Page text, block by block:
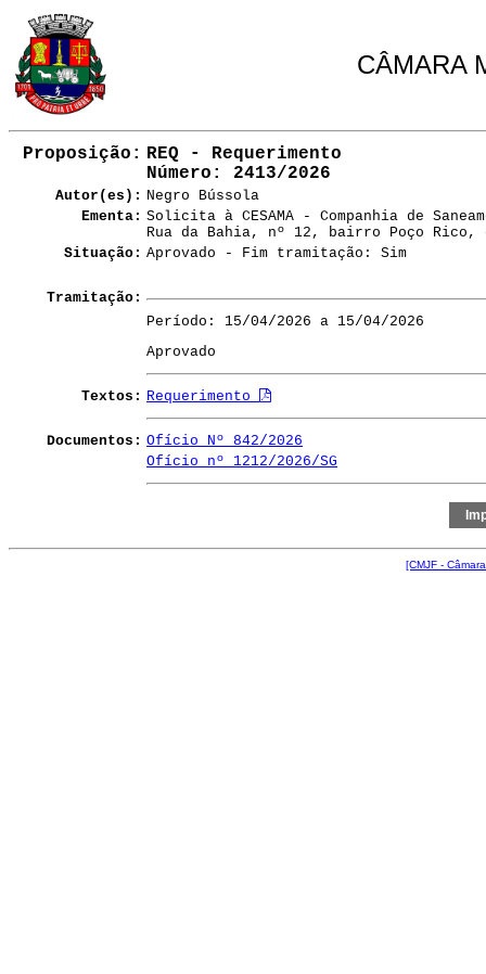
CÂMARA
Proposição: REQ - Requerimento
Número : 2413/2026
Autor(es): Negro Bússola
Ementa: Solicita à CESAMA - Companhia de
Rua da Bahia, nº 12, bairro Poço Rico,
Situação: Aprovado - Fim tramitação: Sim
Tramitação:
Período: 15/04/2026 a 15/04/2026
Aprovado
Textos: Requerimento
Documentos: Ofício Nº 842/2026
Ofício nº 1212/2026/SG
[CMJF -